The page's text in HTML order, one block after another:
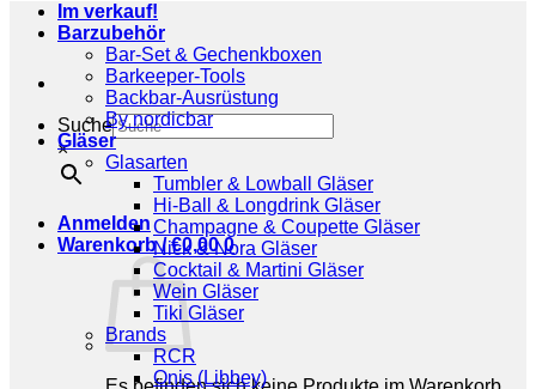
Suche
×
Anmelden
Warenkorb /€0,00 0
Im verkauf!
Barzubehör
Bar-Set & Gechenkboxen
Barkeeper-Tools
Backbar-Ausrüstung
By nordicbar
Gläser
Glasarten
Tumbler & Lowball Gläser
Hi-Ball & Longdrink Gläser
Champagne & Coupette Gläser
Nick & Nora Gläser
Cocktail & Martini Gläser
Wein Gläser
Tiki Gläser
Brands
RCR
Onis (Libbey)